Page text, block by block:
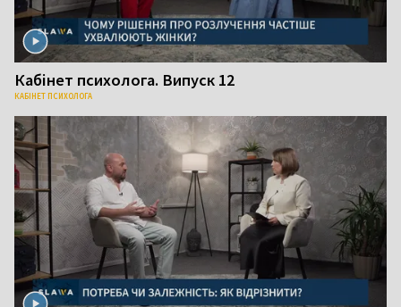
Кабінет психолога. Випуск 12
КАБІНЕТ ПСИХОЛОГА